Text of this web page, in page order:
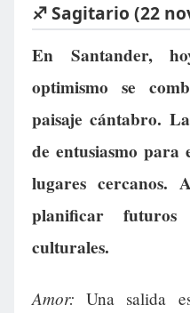
♐ Sagitario (22
En Santander,
optimismo se
paisaje cántabro.
de entusiasmo para
lugares cercanos.
planificar
culturales.
Amor: Una salida